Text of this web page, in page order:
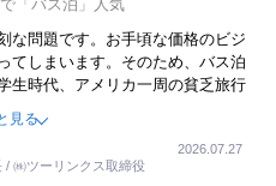
「バス泊」人気
な問題です。お手頃な価格のビジ
てしまいます。そのため、バス泊
生時代、アメリカ一周の貧乏旅行
バスでした。夕方から夜の便を利
。ただし、若いからできたことで
た、青森に行ったと聞くと、疲れ
す。
見る
/ ㈱ツーリンクス取締役
2026.07.27